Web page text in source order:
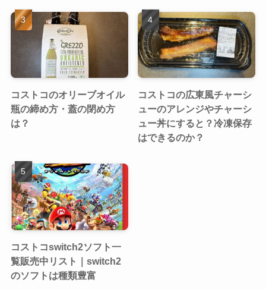
コストコのオリーブオイル
瓶の締め方・蓋の閉め方
は？
コストコの広東風チャーシ
ューのアレンジやチャーシ
ュー丼にすると？冷凍保存
はできるのか？
コストコswitch2ソフト一
覧販売中リスト｜switch2
のソフトは種類豊富